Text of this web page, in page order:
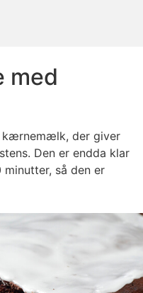
med
kærnemælk, der giver
Den er endda klar
så den er